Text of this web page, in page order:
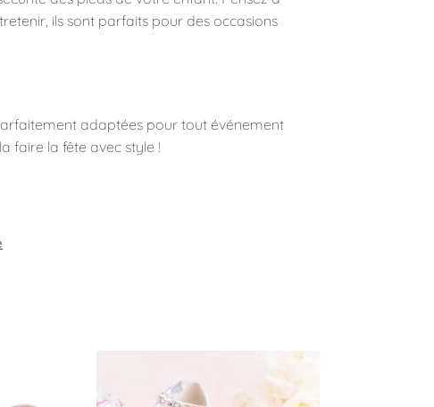
ils sont parfaits pour des occasions
adaptées pour tout événement
faire la fête avec style !